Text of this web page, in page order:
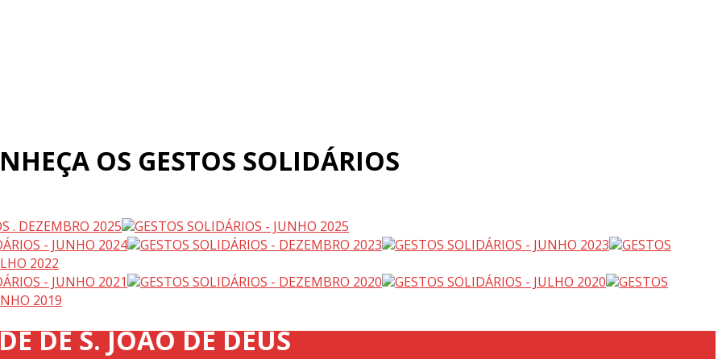
OS GESTOS SOLIDÁRIOS
. DEZEMBRO 2025
GESTOS SOLIDÁRIOS - JUNHO 2025
- JUNHO 2024 GESTOS SOLIDÁRIOS - DEZEMBRO 2023 GESTOS SOLIDÁRIOS - JUNHO 2023
GESTOS
2022
- JUNHO 2021 GESTOS SOLIDÁRIOS - DEZEMBRO 2020 GESTOS SOLIDÁRIOS - JULHO 2020
GESTOS
2019
DE S. JOÃO DE DEUS